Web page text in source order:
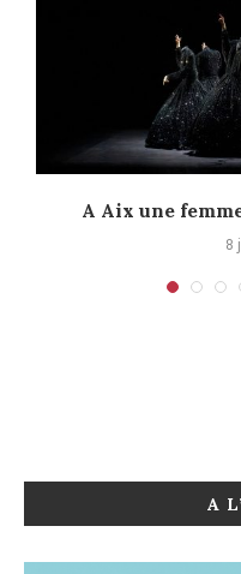
A Aix une
8
A